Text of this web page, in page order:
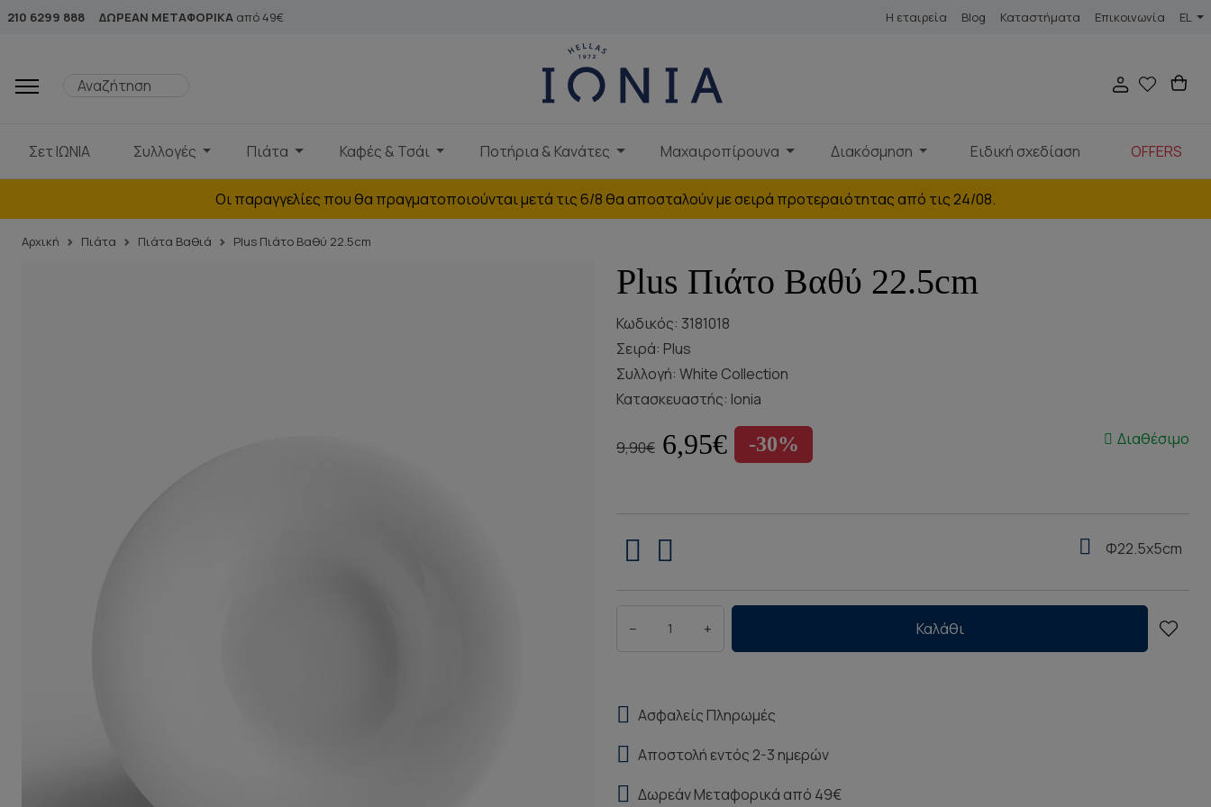
210 6299 888 ΔΩΡΕΑΝ ΜΕΤΑΦΟΡΙΚΑ από 49€ Η εταιρεία Blog Καταστήματα Επικοινωνία EL
Σετ ΙΩΝΙΑ Συλλογές Πιάτα Καφές & Τσάι Ποτήρια & Κανάτες Μαχαιροπίρουνα Διακόσμηση Ειδική σχεδίαση OFFERS
Οι παραγγελίες που θα πραγματοποιούνται μετά τις 6/8 θα αποσταλούν με σειρά προτεραιότητας από τις 24/08.
Αρχική Πιάτα Πιάτα Βαθιά Plus Πιάτο Βαθύ 22.5cm
Plus Πιάτο Βαθύ 22.5cm
Κωδικός: 3181018
Σειρά: Plus
Συλλογή: White Collection
Κατασκευαστής: Ionia
9,90€ 6,95€ -30% Διαθέσιμο
Φ22.5x5cm
− + Καλάθι
Ασφαλείς Πληρωμές
Αποστολή εντός 2-3 ημερών
Δωρεάν Μεταφορικά από 49€